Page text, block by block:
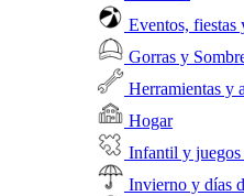
Eventos, fiestas
Gorras y
Herramientas y
Hogar
Infantil y juegos
Invierno y días